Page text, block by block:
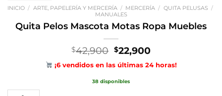
INICIO / ARTE, PAPELERÍA Y MERCERÍA / MERCERÍA / QUITA PELUSAS /
MANUALES
Quita Pelos Mascota Motas Ropa Muebles
$42,900 El
precio
original
era:
$22,900El
precio
actual
¡6 vendidos en las últimas 24 horas!
38 disponibles